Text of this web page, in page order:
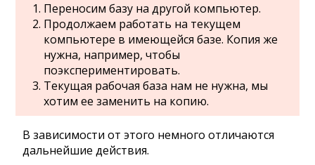
Переносим базу на другой компьютер.
Продолжаем работать на текущем
компьютере в имеющейся базе. Копия же
нужна, например, чтобы
поэкспериментировать.
Текущая рабочая база нам не нужна, мы
хотим ее заменить на копию.
В зависимости от этого немного отличаются
дальнейшие действия.